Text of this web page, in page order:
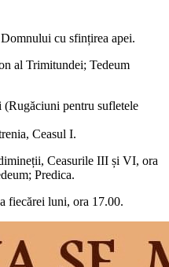
cu sfințirea apei.
al Trimitundei; Tedeum
pentru sufletele
Ceasul I.
Ceasurile III și VI, ora
Predica.
fiecărei luni, ora 17.00.